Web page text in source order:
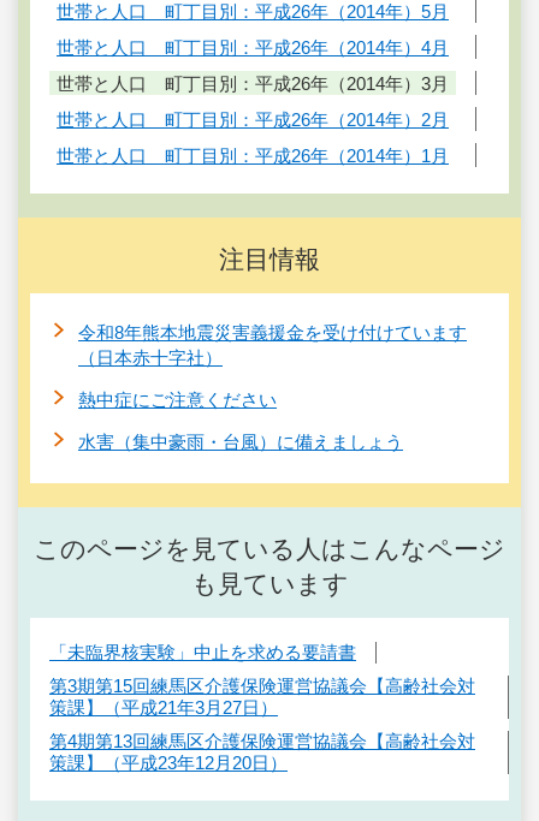
世帯と人口 町丁目別：平成26年（2014年）5月
世帯と人口 町丁目別：平成26年（2014年）4月
世帯と人口 町丁目別：平成26年（2014年）3月
世帯と人口 町丁目別：平成26年（2014年）2月
世帯と人口 町丁目別：平成26年（2014年）1月
注目情報
令和8年熊本地震災害義援金を受け付けています
（日本赤十字社）
熱中症にご注意ください
水害（集中豪雨・台風）に備えましょう
このページを見ている人はこんなページ
も見ています
「未臨界核実験」中止を求める要請書
第3期第15回練馬区介護保険運営協議会【高齢社会対
策課】（平成21年3月27日）
第4期第13回練馬区介護保険運営協議会【高齢社会対
策課】（平成23年12月20日）